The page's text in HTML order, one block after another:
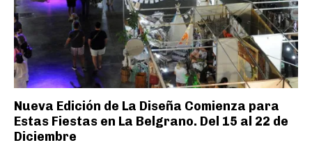
Nueva Edición de La Diseña Comienza para
Estas Fiestas en La Belgrano. Del 15 al 22 de
Diciembre